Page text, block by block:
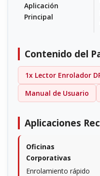
Aplicación
Principal
Contenido del
1x Lector Enrolador
Manual de Usuario
Aplicaciones
Oficinas
Corporativas
Enrolamiento rápido